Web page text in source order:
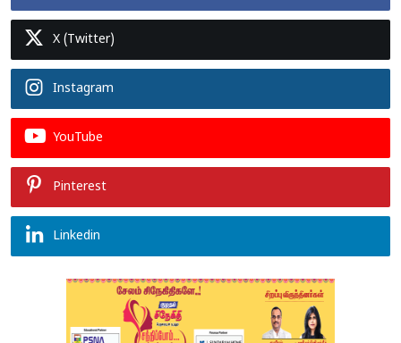
X (Twitter)
Instagram
YouTube
Pinterest
Linkedin